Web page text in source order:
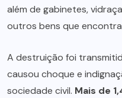
além de gabinetes,
outros bens que
A destruição foi
causou choque e
sociedade civil. Mais de